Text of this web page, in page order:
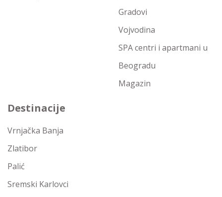
Gradovi
Vojvodina
SPA centri i apartmani u
Beogradu
Magazin
Destinacije
Vrnjačka Banja
Zlatibor
Palić
Sremski Karlovci